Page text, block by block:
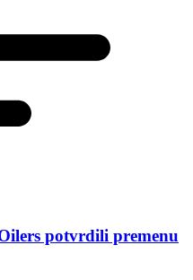
potvrdili premenu